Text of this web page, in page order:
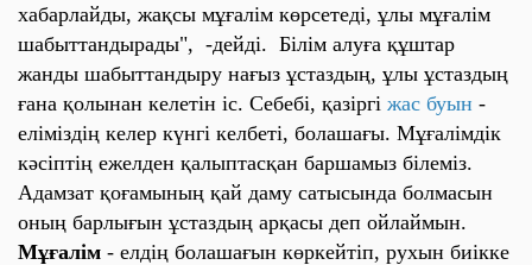
хабарлайды, жақсы мұғалім көрсетеді, ұлы мұғалім
шабыттандырады", -дейді. Білім алуға құштар
жанды шабыттандыру нағыз ұстаздың, ұлы ұстаздың
ғана қолынан келетін іс. Себебі, қазіргі жас буын -
еліміздің келер күнгі келбеті, болашағы. Мұғалімдік
кәсіптің ежелден қалыптасқан баршамыз білеміз.
Адамзат қоғамының қай даму сатысында болмасын
оның барлығын ұстаздың арқасы деп ойлаймын.
Мұғалім - елдің болашағын көркейтіп, рухын биікке